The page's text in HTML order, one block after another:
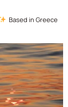
Based in Greece